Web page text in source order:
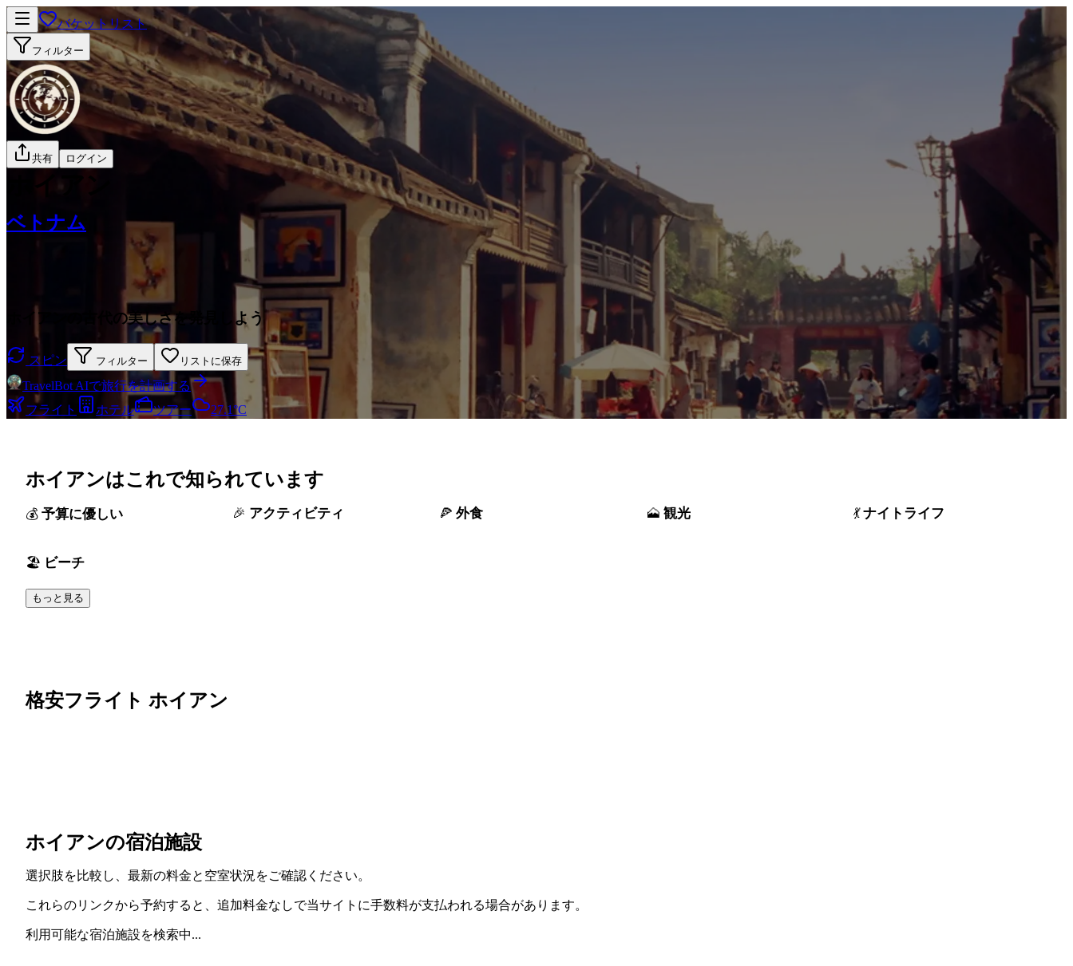
バケットリスト
フィルター
共有 ログイン
ホイアン
ベトナム
ホイアンの古代の美しさを発見しよう
スピン フィルター リストに保存
TravelBot AIで旅行を計画する
フライト
ホテル ツアー 27.1°C
ホイアンはこれで知られています
予算に優しい アクティビティ 外食 観光 ナイトライフ
ビーチ
もっと見る
格安フライト ホイアン
ホイアンの宿泊施設
選択肢を比較し、最新の料金と空室状況をご確認ください。
これらのリンクから予約すると、追加料金なしで当サイトに手数料が支払われる場合があります。
利用可能な宿泊施設を検索中...